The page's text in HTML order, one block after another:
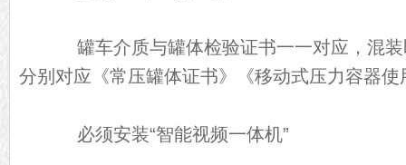
罐车介质与罐体检验证书一一对应，混装
分别对应《常压罐体证书》《移动式压力容器使
必须安装“智能视频一体机”